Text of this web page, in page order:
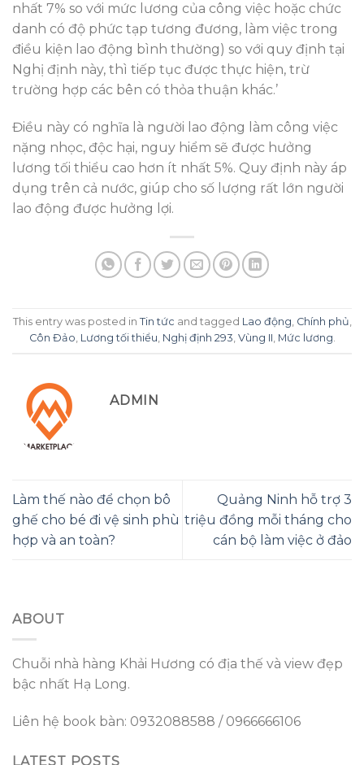
nhất 7% so với mức lương của công việc hoặc chức
danh có độ phức tạp tương đương, làm việc trong
điều kiện lao động bình thường) so với quy định tại
Nghị định này, thì tiếp tục được thực hiện, trừ
trường hợp các bên có thỏa thuận khác.’
Điều này có nghĩa là người lao động làm công việc
nặng nhọc, độc hại, nguy hiểm sẽ được hưởng
lương tối thiểu cao hơn ít nhất 5%. Quy định này áp
dụng trên cả nước, giúp cho số lượng rất lớn người
lao động được hưởng lợi.
This entry was posted in Tin tức and tagged Lao động, Chính phủ,
Côn Đảo, Lương tối thiểu, Nghị định 293, Vùng II, Mức lương.
ADMIN
Làm thế nào để chọn bô
ghế cho bé đi vệ sinh phù
hợp và an toàn?
Quảng Ninh hỗ trợ 3
triệu đồng mỗi tháng cho
cán bộ làm việc ở đảo
ABOUT
Chuỗi nhà hàng Khải Hương có địa thế và view đẹp
bậc nhất Hạ Long.
Liên hệ book bàn: 0932088588 / 0966666106
LATEST POSTS